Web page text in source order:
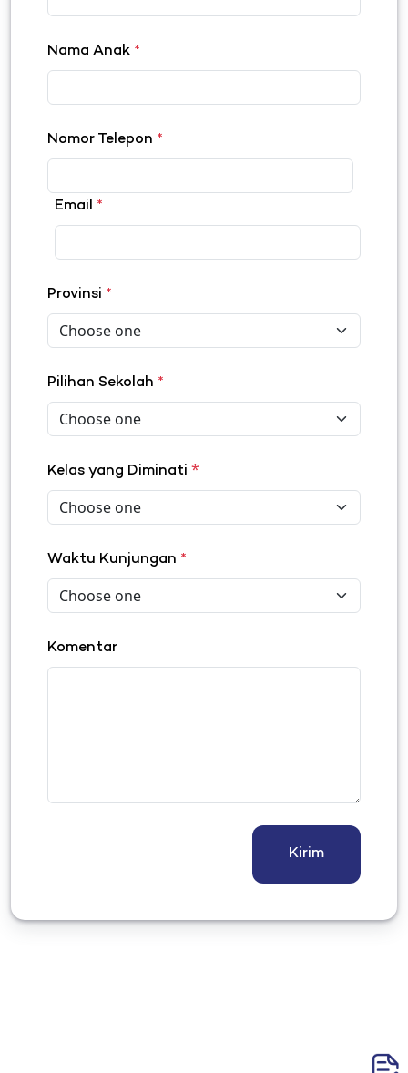
Nama Anak *
Nomor Telepon *
Email *
Provinsi *
Pilihan Sekolah *
Kelas yang Diminati *
Waktu Kunjungan *
Komentar
Kirim